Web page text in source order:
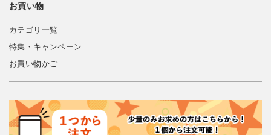
お買い物
カテゴリ一覧
特集・キャンペーン
お買い物かご